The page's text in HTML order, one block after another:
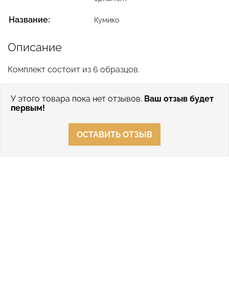
Название: Кумико
Описание
Комплект состоит из 6 образцов.
У этого товара пока нет отзывов. Ваш отзыв будет
первым!
ОСТАВИТЬ ОТЗЫВ